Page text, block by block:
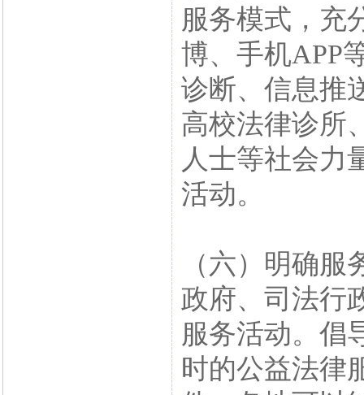
服务模式，充
博、手机APP
诊断、信息推
高校法律诊所
人士等社会力
活动。
（六）明确
政府、司法行
服务活动。倡
时的公益法律